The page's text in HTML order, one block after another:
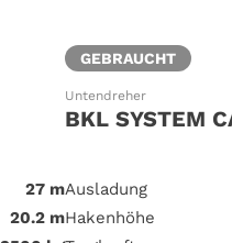
27 m
20.2 m
GEBRAUCHT
Untendreher
BKL SYSTEM
Ausladung
Hakenhöhe